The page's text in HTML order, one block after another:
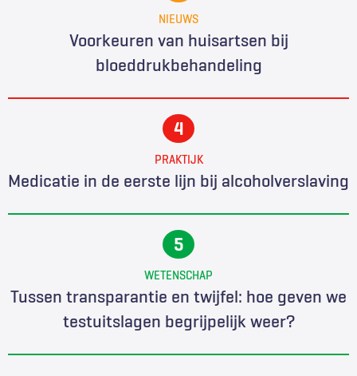
NIEUWS
Voorkeuren van huisartsen bij
bloeddrukbehandeling
PRAKTIJK
Medicatie in de eerste lijn bij alcoholverslaving
WETENSCHAP
Tussen transparantie en twijfel: hoe geven we
testuitslagen begrijpelijk weer?